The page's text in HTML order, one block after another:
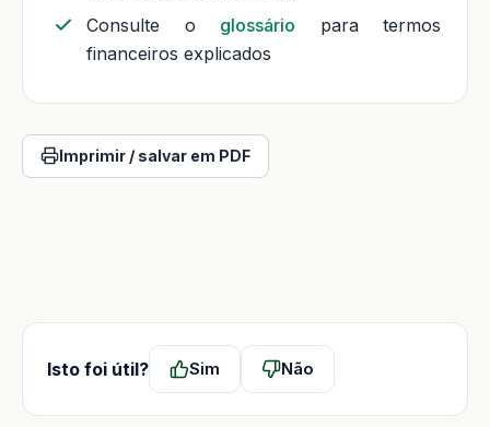
Consulte o glossário para termos
financeiros explicados
Imprimir / salvar em PDF
Isto foi útil? Sim Não